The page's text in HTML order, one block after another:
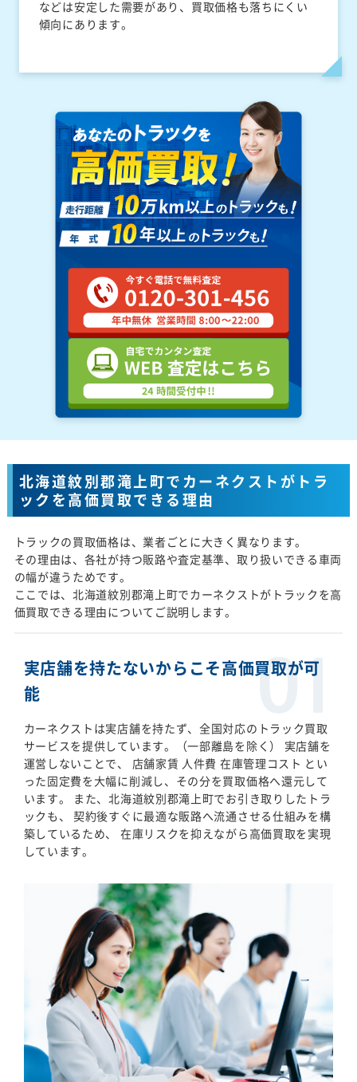
などは安定した需要があり、買取価格も落ちにくい
傾向にあります。
北海道紋別郡滝上町でカーネクストがトラ
ックを高価買取できる理由
トラックの買取価格は、業者ごとに大きく異なります。
その理由は、各社が持つ販路や査定基準、取り扱いできる車両
の幅が違うためです。
ここでは、北海道紋別郡滝上町でカーネクストがトラックを高
価買取できる理由についてご説明します。
実店舗を持たないからこそ高価買取が可
能
カーネクストは実店舗を持たず、全国対応のトラック買取
サービスを提供しています。（一部離島を除く） 実店舗を
運営しないことで、 店舗家賃 人件費 在庫管理コスト とい
った固定費を大幅に削減し、その分を買取価格へ還元して
います。 また、北海道紋別郡滝上町でお引き取りしたトラ
ックも、 契約後すぐに最適な販路へ流通させる仕組みを構
築しているため、 在庫リスクを抑えながら高価買取を実現
しています。